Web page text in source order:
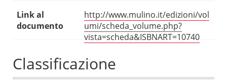
Link al
documento
http://www.mulino.it/edizioni/vol
umi/scheda_volume.php?
vista=scheda&ISBNART=10740
Classificazione